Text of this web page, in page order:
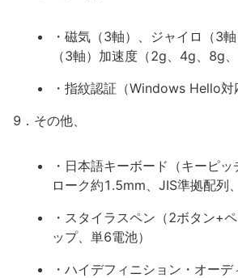
・磁気（3軸）、ジャイロ（3
（3軸）加速度（2g、4g、8g、
・指紋認証（Windows Hello対
9．その他、
・日本語キーボード（キーピ
ローク約1.5mm、JIS準拠配列
・スタイラスペン（2ボタン+
ップ、単6電池）
・ハイデフィニション・オーデ